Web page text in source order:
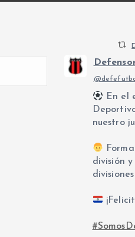
En el
nuestro
división